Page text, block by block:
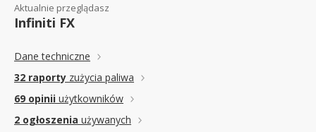
Aktualnie przeglądasz
Infiniti FX
Dane techniczne
32 raporty zużycia paliwa
69 opinii użytkowników
2 ogłoszenia używanych